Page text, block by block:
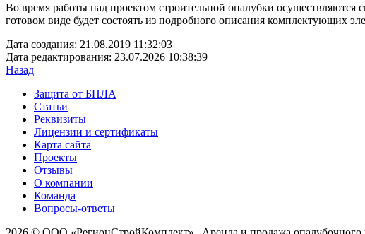
Во время работы над проектом строительной опалубки осуществляются
готовом виде будет состоять из подробного описания комплектующих
Дата создания: 21.08.2019 11:32:03
Дата редактирования: 23.07.2026 10:38:39
Назад
Защита от БПЛА
Статьи
Реквизиты
Лицензии и сертификаты
Карта сайта
Проекты
Отзывы
О компании
Команда
Вопросы-ответы